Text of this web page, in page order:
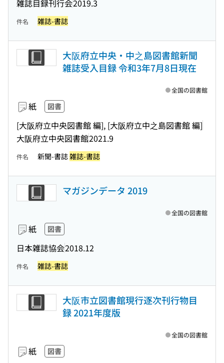
雑誌目録刊行会2019.3
件名 雑誌-書誌
大阪府立中央・中之島図書館新聞
雑誌受入目録 令和3年7月8日現在
紙 図書
[大阪府立中央図書館 編], [大阪府立中之島図書館 編]
大阪府立中央図書館2021.9
全国の図書館
件名 新聞-書誌雑誌-書誌
マガジンデータ 2019
紙 図書
日本雑誌協会2018.12
全国の図書館
件名 雑誌-書誌
大阪市立図書館現行逐次刊行物目
録 2021年度版
紙 図書
全国の図書館